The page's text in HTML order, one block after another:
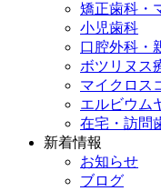
矯正歯科・
小児歯科
口腔外科・
ボツリヌス
マイクロス
エルビウム
在宅・訪問
新着情報
お知らせ
ブログ